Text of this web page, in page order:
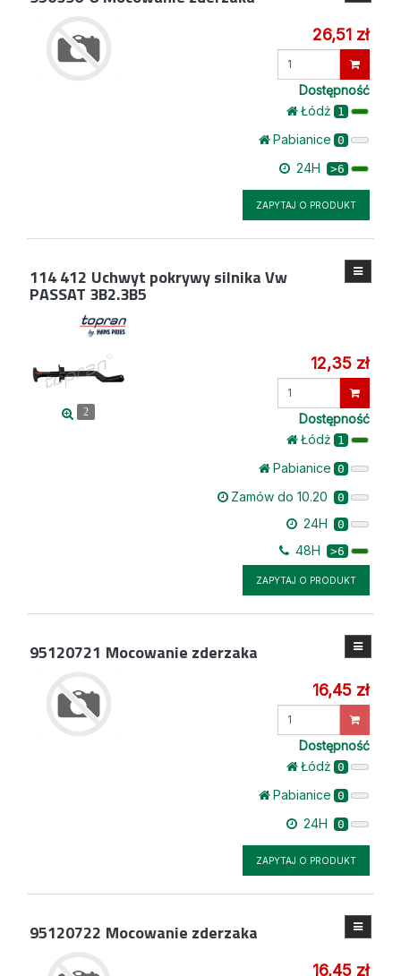
26,51 zł
Wprowadź
Dostępność
Łódż 1
Pabianice 0
24H >6
ZAPYTAJ O PRODUKT
114 412 Uchwyt pokrywy silnika Vw
PASSAT 3B2.3B5
2
12,35 zł
Wprowadź
Dostępność
Łódż 1
Pabianice 0
Zamów do 10.20 0
24H 0
48H >6
ZAPYTAJ O PRODUKT
95120721 Mocowanie zderzaka
16,45 zł
Wprowadź
Dostępność
Łódż 0
Pabianice 0
24H 0
ZAPYTAJ O PRODUKT
95120722 Mocowanie zderzaka
16,45 zł